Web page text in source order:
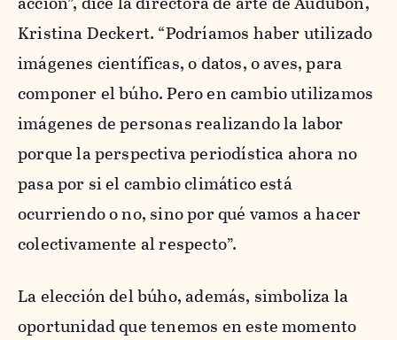
Kristina Deckert. “Podríamos haber utilizado
imágenes científicas, o datos, o aves, para
componer el búho. Pero en cambio utilizamos
imágenes de personas realizando la labor
porque la perspectiva periodística ahora no
pasa por si el cambio climático está
ocurriendo o no, sino por qué vamos a hacer
colectivamente al respecto”.
La elección del búho, además, simboliza la
oportunidad que tenemos en este momento